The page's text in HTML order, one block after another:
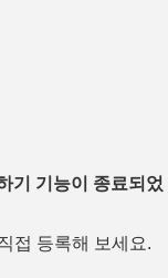
기 기능이 종료되었
접 등록해 보세요.